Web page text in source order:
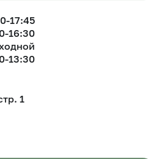
17:45
16:30
13:30
1